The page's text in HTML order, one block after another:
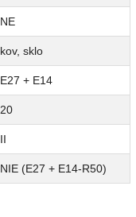
NE
kov, sklo
E27 + E14
20
II
NIE (E27 + E14-R50)